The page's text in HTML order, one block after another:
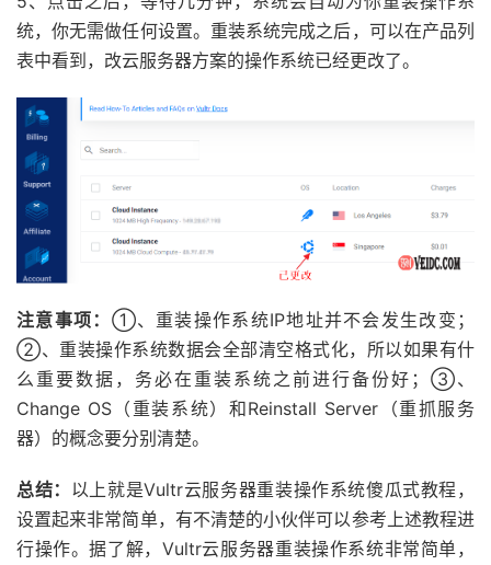
统，你无需做任何设置。重装系统完成之后，可以在产品列
表中看到，改云服务器方案的操作系统已经更改了。
注意事项： ①、重装操作系统IP地址并不会发生改变；
②、重装操作系统数据会全部清空格式化，所以如果有什
么重要数据，务必在重装系统之前进行备份好；③、
Change OS（重装系统）和Reinstall Server（重抓服务
器）的概念要分别清楚。
总结： 以上就是Vultr云服务器重装操作系统傻瓜式教程，
设置起来非常简单，有不清楚的小伙伴可以参考上述教程进
行操作。据了解，Vultr云服务器重装操作系统非常简单，